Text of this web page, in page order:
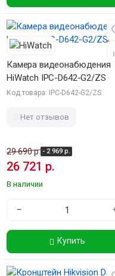
Камера видеонабюдения
HiWatch IPC-D642-G2/ZS
Код товара: IPC-D642-G2/ZS
Нет отзывов
29 690 р. - 2 969 р.
26 721 р.
В наличии
−
Купить